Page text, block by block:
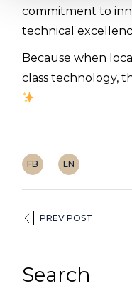
commitment to
technical
Because when
class technology,
FB LN
PREV POST
Search